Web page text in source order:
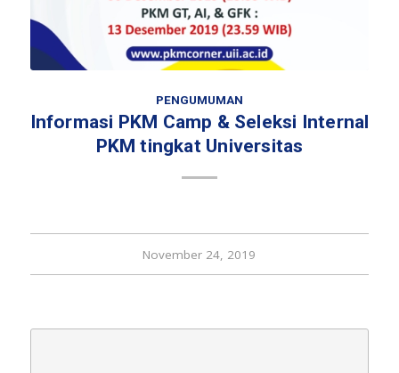
PENGUMUMAN
Informasi PKM Camp & Seleksi Internal
PKM tingkat Universitas
November 24, 2019